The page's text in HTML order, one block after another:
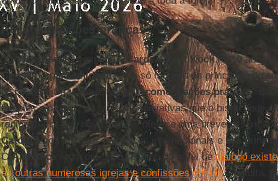
Recomendações práticas
"OVademecum- explica o Cardeal Kurt Kockhá 10 anos
Conselho para unidade- não só recorda os princípios do
bispo, mas traz uma lista de "recomendações práticas" que
simples e diretos, as tarefas e iniciativas que o bispo pode
regional. Por fim, no Apêndice, oferece uma breve descrição
Católicanos diálogos teológicos internacionais e das
OApêndice é um precioso resumo do nível dediálogo
as outras numerosas igrejas e confissões cristãs. Resulta,